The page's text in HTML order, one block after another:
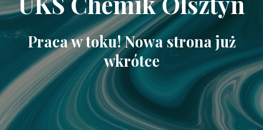
Praca w toku! Nowa strona już
wkrótce